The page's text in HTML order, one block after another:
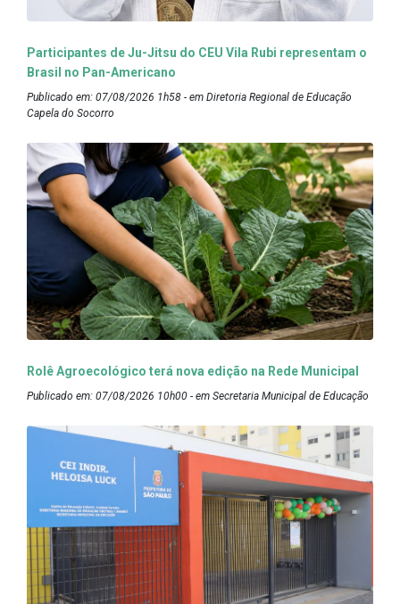
Participantes de Ju-Jitsu do CEU Vila Rubi representam o
Brasil no Pan-Americano
Publicado em: 07/08/2026 1h58 - em Diretoria Regional de Educação
Capela do Socorro
Rolê Agroecológico terá nova edição na Rede Municipal
Publicado em: 07/08/2026 10h00 - em Secretaria Municipal de Educação